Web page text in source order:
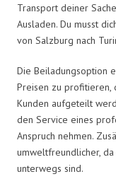
Transport deiner
Ausladen. Du musst
von Salzburg nach
Die Beiladungsoption
Preisen zu profitieren,
Kunden aufgeteilt
den Service eines
Anspruch nehmen.
umweltfreundlicher,
unterwegs sind.